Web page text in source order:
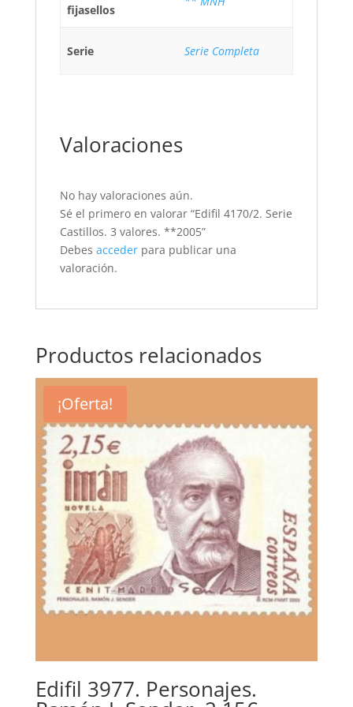
fijasellos
Serie Serie Completa
Valoraciones
No hay valoraciones aún.
Sé el primero en valorar “Edifil 4170/2. Serie
Castillos. 3 valores. **2005”
Debes accederpara publicar una
valoración.
Productos relacionados
¡Oferta!
Edifil 3977. Personajes.